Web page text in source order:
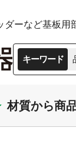
ーなど基板用
キーワード
材質から商